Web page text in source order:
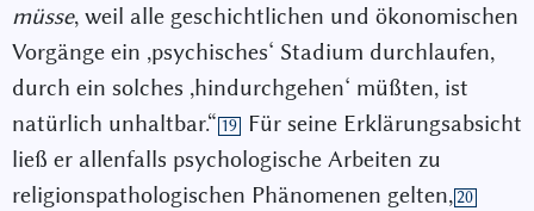
müsse, weil alle geschichtlichen und ökonomischen
Vorgänge ein ,psychisches‘ Stadium durchlaufen,
durch ein solches ,hindurchgehen‘ müßten, ist
natürlich unhaltbar.“ 19
Für seine Erklärungsabsicht
ließ er allenfalls psychologische Arbeiten zu
religionspathologischen Phänomenen gelten,20